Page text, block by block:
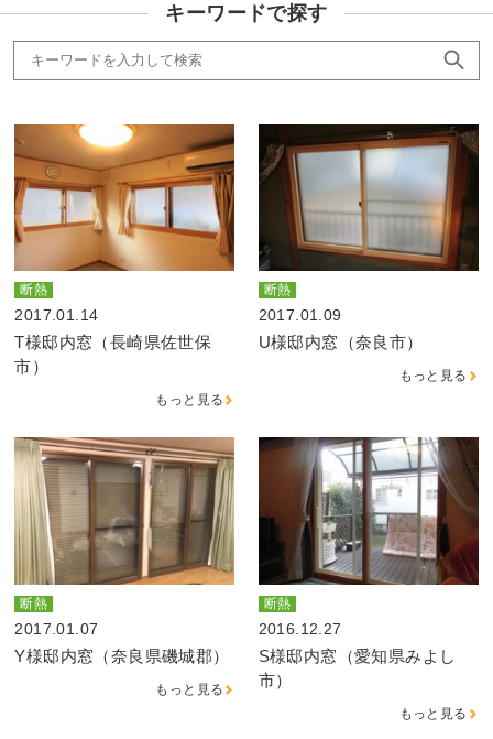
キーワードで探す
断熱
2017.01.14
T様邸内窓（長崎県佐世保
市）
もっと見る
断熱
2017.01.09
U様邸内窓（奈良市）
もっと見る
断熱
2017.01.07
Y様邸内窓（奈良県磯城郡）
もっと見る
断熱
2016.12.27
S様邸内窓（愛知県みよし
市）
もっと見る